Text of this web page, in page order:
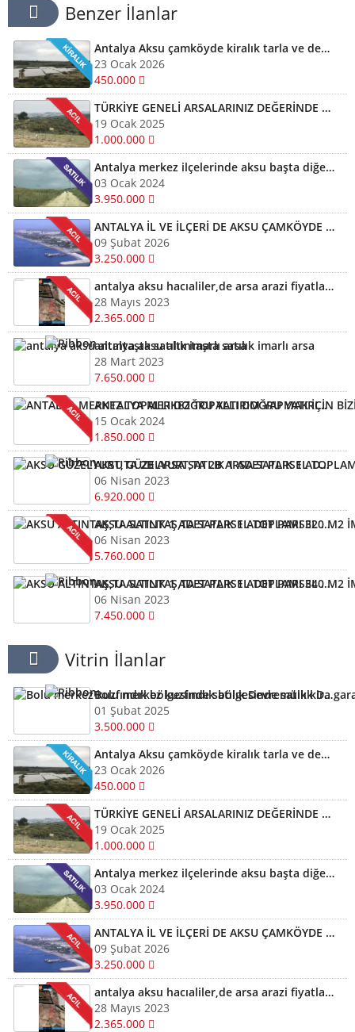
Benzer İlanlar
Antalya Aksu çamköyde kiralık tarla ve depolar için bizi arayabilirsiniz
23 Ocak 2026
450.000
TÜRKİYE GENELİ ARSALARINIZ DEĞERİNDE ALINIR SATILIR TAKAS EDİLİR ARAYIN YARDIMCI OLALIM
19 Ocak 2025
1.000.000
Antalya merkez ilçelerinde aksu başta diğer ilçelerde satılık imarlı müstail tapulu arsa
03 Ocak 2024
3.950.000
ANTALYA İL VE İLÇERİ DE AKSU ÇAMKÖYDE ARSALARINIZ AYNI GÜN NAKİTE ÇEVRİLİR
09 Şubat 2026
3.250.000
antalya aksu hacıaliler,de arsa arazi fiyatları kelepir arazi ve arsalar
28 Mayıs 2023
2.365.000
antalya aksu altıntaşta satılık imarlı arsa
28 Mart 2023
7.650.000
ANTALYA MERKEZ TOPALLI DOĞRU YATIRIM YAPMAK İÇİN BİZİ ARAYIN YARDIMCI OLALIM ARSA TARLA
15 Ocak 2024
1.850.000
AKSU GÜZELYURT,TA 2B ARSA SATLIK 1 ADET PARSEL TOPLAMI 320 M2
06 Nisan 2023
6.920.000
AKSU ALTINTAŞ,TA SATLIK 1 ADET PARSEL TOPLAMI 320 M2 İMARLI ARSA KELEPİR ARSA
06 Nisan 2023
5.760.000
AKSU ALTINTAŞ,TA SATLIK 1 ADET PARSEL TOPLAMI 340 M2 İMARLI ARSA KELEPİR
06 Nisan 2023
7.450.000
Vitrin İlanlar
Bolu merkez kuzfındık bölgesinde satılık Devremülk kira garantili
01 Şubat 2025
3.500.000
Antalya Aksu çamköyde kiralık tarla ve depolar için bizi arayabilirsiniz
23 Ocak 2026
450.000
TÜRKİYE GENELİ ARSALARINIZ DEĞERİNDE ALINIR SATILIR TAKAS EDİLİR ARAYIN YARDIMCI OLALIM
19 Ocak 2025
1.000.000
Antalya merkez ilçelerinde aksu başta diğer ilçelerde satılık imarlı müstail tapulu arsa
03 Ocak 2024
3.950.000
ANTALYA İL VE İLÇERİ DE AKSU ÇAMKÖYDE ARSALARINIZ AYNI GÜN NAKİTE ÇEVRİLİR
09 Şubat 2026
3.250.000
antalya aksu hacıaliler,de arsa arazi fiyatları kelepir arazi ve arsalar
28 Mayıs 2023
2.365.000